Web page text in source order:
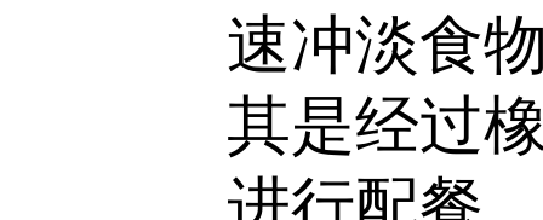
速冲淡食
其是经过
进行配餐